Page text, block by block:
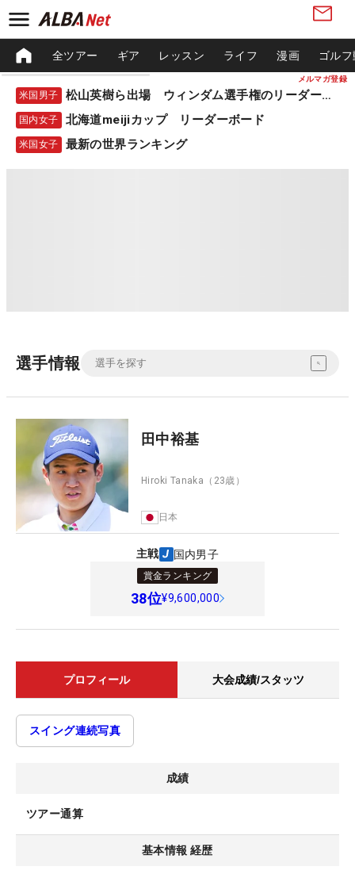
メルマガ登録
全ツアー ギア レッスン ライフ 漫画 ゴル
米国男子 松山英樹ら出場 ウィンダム選手権のリーダーボード
国内女子 北海道meijiカップ リーダーボード
米国女子 最新の世界ランキング
選手情報
田中裕基
Hiroki Tanaka （23歳）
日本
主戦 国内男子
賞金ランキング
38位¥9,600,000
プロフィール 大会成績/スタッツ
スイング連続写真
成績
ツアー通算
基本情報 経歴